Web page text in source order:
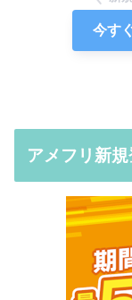
今す
アメフリ新